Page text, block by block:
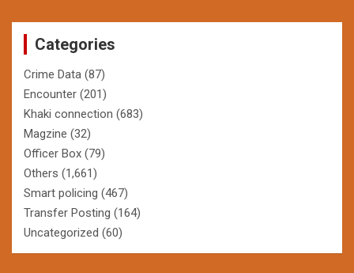
Categories
Crime Data (87)
Encounter (201)
Khaki connection (683)
Magzine (32)
Officer Box (79)
Others (1,661)
Smart policing (467)
Transfer Posting (164)
Uncategorized (60)